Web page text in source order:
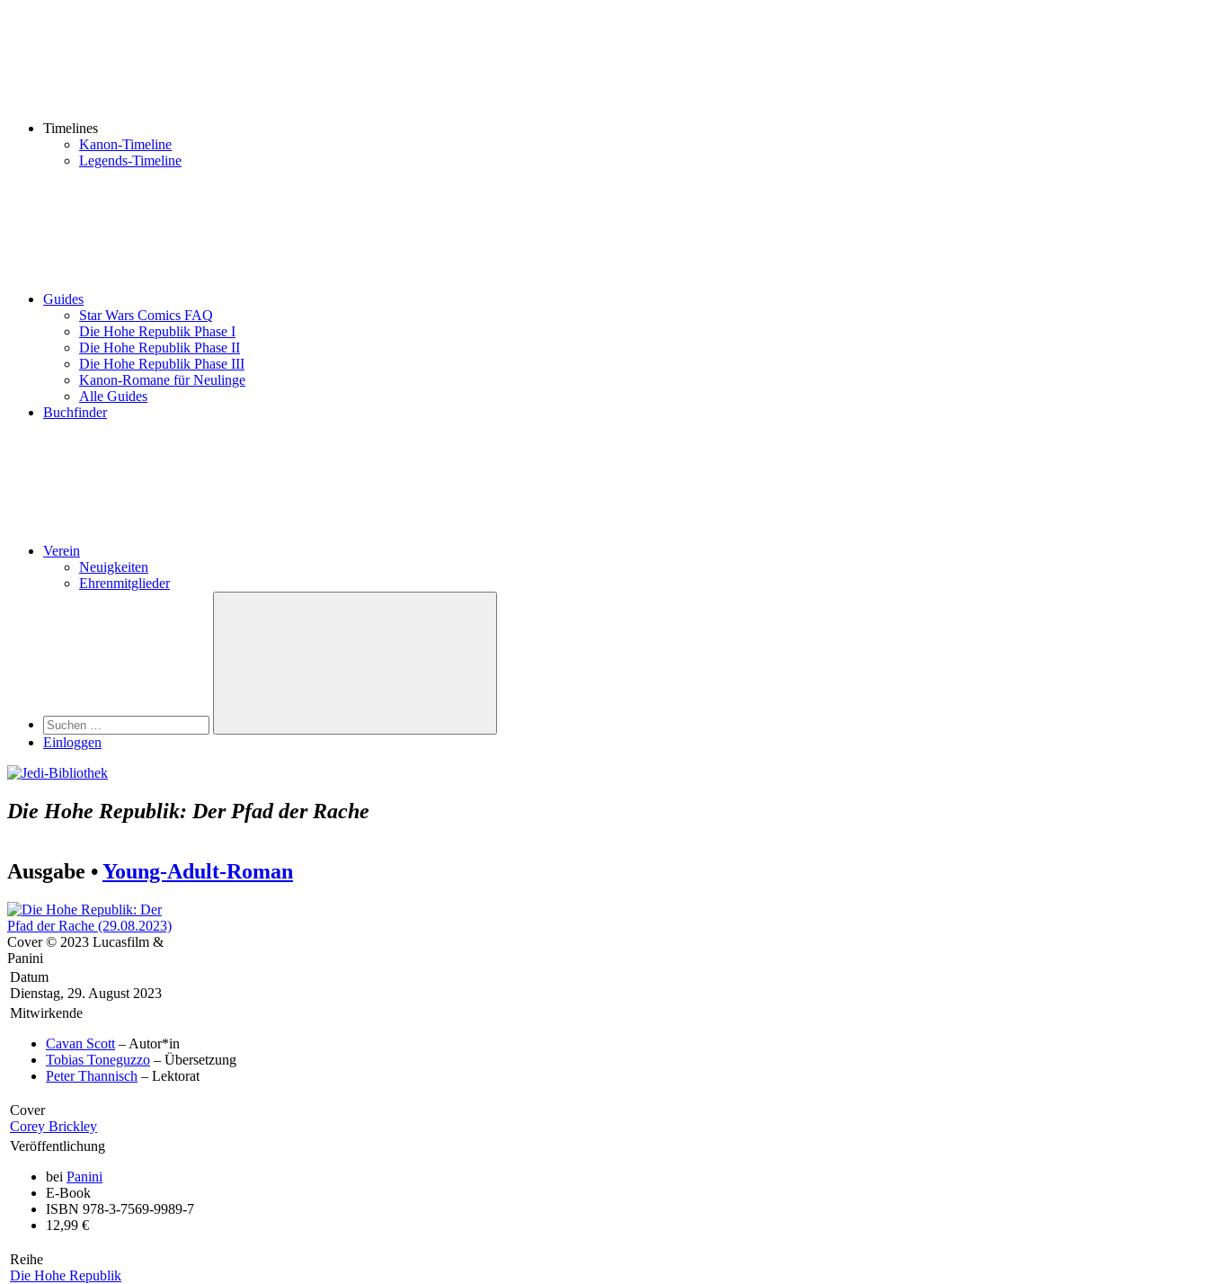
Timelines
Kanon-Timeline
Legends-Timeline
Guides
Star Wars Comics FAQ
Die Hohe Republik Phase I
Die Hohe Republik Phase II
Die Hohe Republik Phase III
Kanon-Romane für Neulinge
Alle Guides
Buchfinder
Verein
Neuigkeiten
Ehrenmitglieder
Suchen
Einloggen
Die Hohe Republik: Der Pfad der Rache
Ausgabe •Young-Adult-Roman
Cover © 2023 Lucasfilm &
Panini
Datum
Dienstag, 29. August 2023
Mitwirkende
Cavan Scott – Autor*in
Tobias Toneguzzo – Übersetzung
Peter Thannisch – Lektorat
Cover
Corey Brickley
Veröffentlichung
bei Panini
E-Book
ISBN 978-3-7569-9989-7
12,99 €
Reihe
Die Hohe Republik